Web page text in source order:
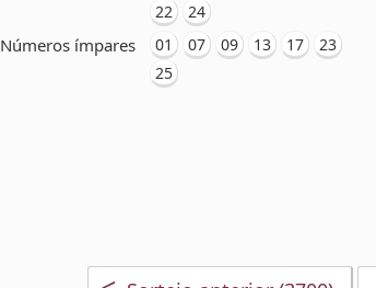
22
24
Números ímpares 01 07 09 13 17
23
25